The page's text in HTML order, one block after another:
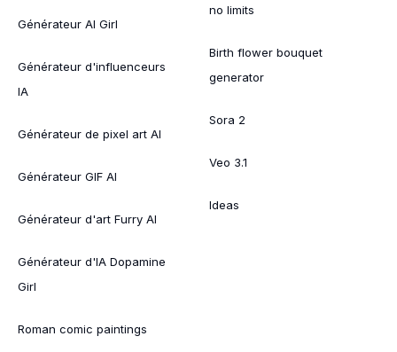
Générateur AI Girl
Générateur d'influenceurs
IA
Générateur de pixel art AI
Générateur GIF AI
Générateur d'art Furry AI
Générateur d'IA Dopamine
Girl
Roman comic paintings
no limits
Birth flower bouquet
generator
Sora 2
Veo 3.1
Ideas